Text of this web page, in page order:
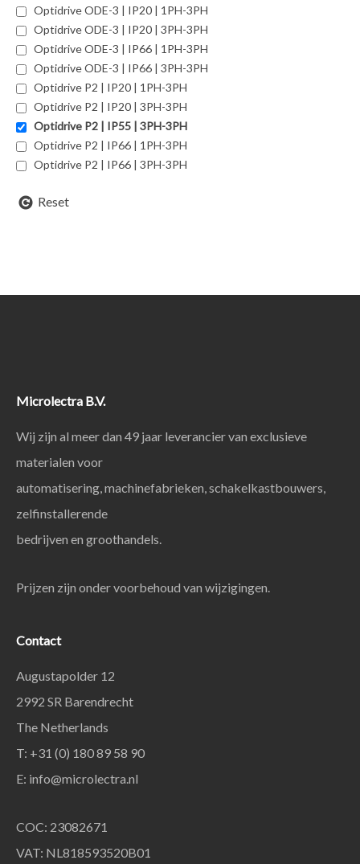
Optidrive ODE-3 | IP20 | 1PH-3PH
Optidrive ODE-3 | IP20 | 3PH-3PH
Optidrive ODE-3 | IP66 | 1PH-3PH
Optidrive ODE-3 | IP66 | 3PH-3PH
Optidrive P2 | IP20 | 1PH-3PH
Optidrive P2 | IP20 | 3PH-3PH
Optidrive P2 | IP55 | 3PH-3PH
Optidrive P2 | IP66 | 1PH-3PH
Optidrive P2 | IP66 | 3PH-3PH
Reset
Microlectra B.V.
Wij zijn al meer dan 49 jaar leverancier van exclusieve
materialen voor
automatisering, machinefabrieken, schakelkastbouwers,
zelfinstallerende
bedrijven en groothandels.
Prijzen zijn onder voorbehoud van wijzigingen.
Contact
Augustapolder 12
2992 SR Barendrecht
The Netherlands
T: +31 (0) 180 89 58 90
E: info@microlectra.nl
COC: 23082671
VAT: NL818593520B01